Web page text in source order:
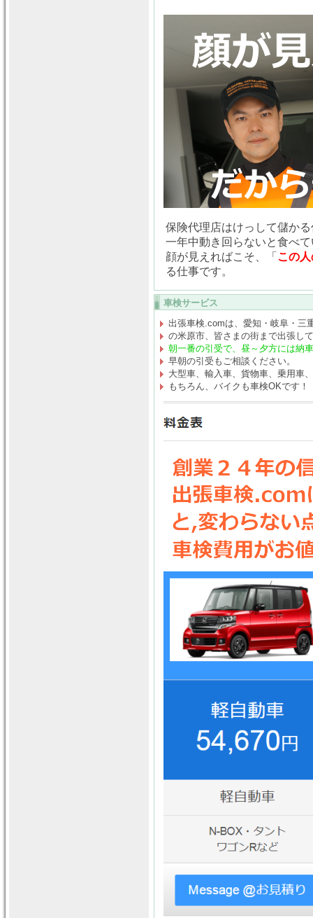
保険代理店はけっして儲か
一年中動き回らないと食べ
顔が見えればこそ、「 この
る仕事です。
車検サービス
出張車検.comは、愛知・岐阜・三
の米原市、皆さまの街まで出張し
朝一番の引受で、昼～夕方には納車
早朝の引受もご相談ください。
大型車、輸入車、貨物車、乗用車
もちろん、バイクも車検OKです！